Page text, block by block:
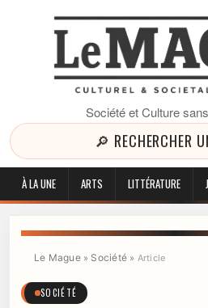
Société et Culture
🔎 RECHERCHER
À LA UNE ARTS LITTÉRATURE
Le Mague» Société» Article
SOCIÉTÉ